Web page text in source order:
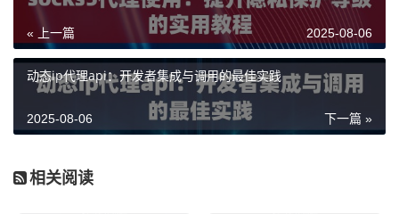
« 上一篇 2025-08-06
动态ip代理api：开发者集成与调用的最佳实践
下一篇 »
2025-08-06
相关阅读